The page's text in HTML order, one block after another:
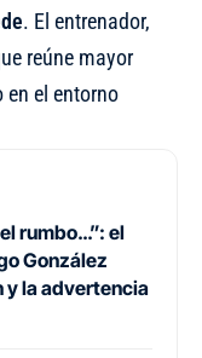
. El entrenador,
reúne mayor
el entorno
rumbo…”: el
González
y la advertencia